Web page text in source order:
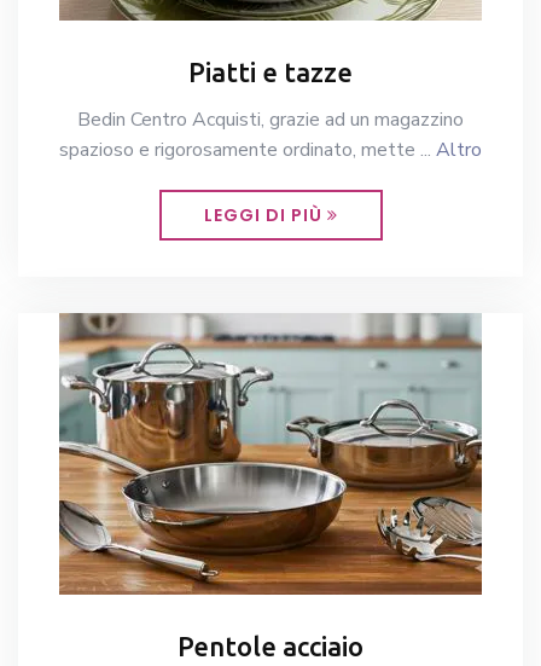
Piatti e tazze
Bedin Centro Acquisti, grazie ad un magazzino
spazioso e rigorosamente ordinato, mette ... Altro
LEGGI DI PIÙ
Pentole acciaio